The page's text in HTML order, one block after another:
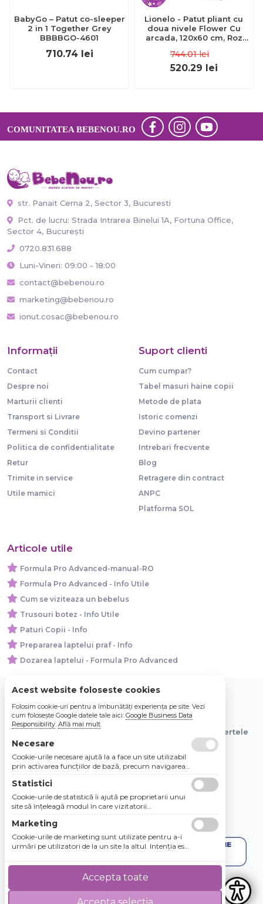
BabyGo – Patut co-sleeper
2 in 1 Together Grey
BBBBGO-4601
710.74 lei
Lionelo - Patut pliant cu
doua nivele Flower Cu
arcada, 120x60 cm, Roz
744.01 lei
520.29 lei
COMUNITATEA BEBENOU.RO
str. Panait Cerna 2, Sector 3, Bucuresti
Pct. de lucru: Strada Intrarea Binelui 1A, Fortuna Office,
Sector 4, București
0720.831.688
Luni-Vineri: 09:00 - 18:00
contact@bebenou.ro
marketing@bebenou.ro
ionut.cosac@bebenou.ro
Informaţii
Contact
Despre noi
Marturii clienti
Transport si Livrare
Termeni si Conditii
Politica de confidentialitate
Retur
Trimite in service
Utile mamici
Suport clienti
Cum cumpar?
Tabel masuri haine copii
Metode de plata
Istoric comenzi
Devino partener
Intrebari frecvente
Blog
Retragere din contract
ANPC
Platforma SOL
Articole utile
Formula Pro Advanced-manual-RO
Formula Pro Advanced - Info Utile
Cum se viziteaza un bebelus
Trusouri botez - Info Utile
Paturi Copii - Info
Prepararea laptelui praf - Info
Dozarea laptelui - Formula Pro Advanced
© 2026 Bebe Nou Online Store SRL
Toate preturile sunt exprimate in lei si includ tva. Ofertele
sunt valabile in limita stocului disponibil.
Acest website foloseste cookies
Folosim cookie-uri pentru a îmbunătăți experiența pe site. Vezi
cum folosește Google datele tale aici: Google Business Data
Responsibility. Află mai mult
Necesare
Cookie-urile necesare ajută la a face un site utilizabil
prin activarea funcţiilor de bază, precum navigarea
Site-ul nu poate funcţiona corespunzător fără aceste
cookie-uri.
Statistici
Cookie-urile de statistică îi ajută pe proprietarii unui
site să înţeleagă modul în care vizitatorii
raportarea informaţiilor în mod anonim.
Marketing
Cookie-urile de marketing sunt utilizate pentru a-i
urmări pe utilizatori de la un site la altul. Intenţia este
utilizatorii individuali, aşadar ele sunt mai valoroase
pentru agenţiile de puiblicitate şi părţile terţe care se
Accepta toate